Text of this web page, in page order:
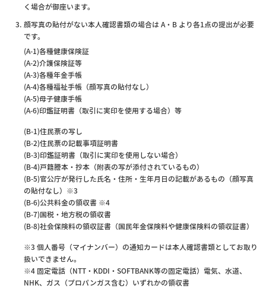
く場合が御座います。
顔写真の貼付がない本人確認書類の場合は A・B より各1点の提出が必要
です。
(A-1)各種健康保険証
(A-2)介護保険証等
(A-3)各種年金手帳
(A-4)各種福祉手帳（顔写真の貼付なし）
(A-5)母子健康手帳
(A-6)印鑑証明書（取引に実印を使用する場合）等
(B-1)住民票の写し
(B-2)住民票の記載事項証明書
(B-3)印鑑証明書（取引に実印を使用しない場合）
(B-4)戸籍謄本・抄本（附表の写が添付されているもの）
(B-5)官公庁が発行した氏名・住所・生年月日の記載があるもの（顔写真
の貼付なし）※3
(B-6)公共料金の領収書 ※4
(B-7)国税・地方税の領収書
(B-8)社会保険料の領収証書（国民年金保険料や健康保険料の領収証書）
※3 個人番号（マイナンバー）の通知カードは本人確認書類としてお取り
扱いできません。
※4 固定電話（NTT・KDDI・SOFTBANK等の固定電話）電気、水道、
NHK、ガス（プロパンガス含む）いずれかの領収書